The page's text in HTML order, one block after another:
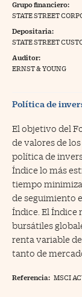
a Cinco Días
Grupo financiero:
STATE STREET
Depositaria:
STATE STREET
Auditor:
ERNST & YOUNG
Política de
El objetivo del
de valores de
política de
Índice lo más
tiempo
de seguimiento
Índice. El Índice
bursátiles
renta variable
tanto de
Referencia: MSCI